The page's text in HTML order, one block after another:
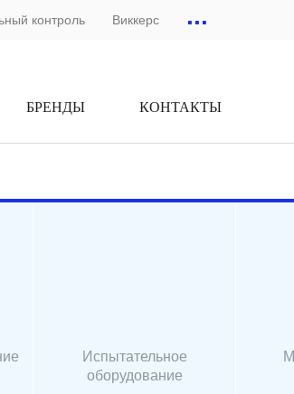
контроль Виккерс ...
БРЕНДЫ КОНТАКТЫ
Испытательное
оборудование